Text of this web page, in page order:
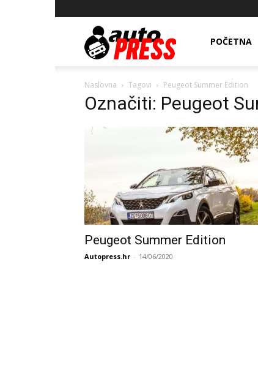
AutopressHRPOČETNA
Naslovna Tagovi Peugeot Summer Edition
Označiti: Peugeot
Peugeot Summer Edition
Autopress.hr - 14/06/2020